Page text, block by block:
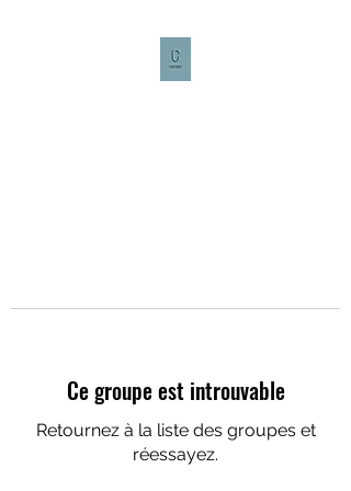
Ce groupe est introuvable
Retournez à la liste des groupes et
réessayez.